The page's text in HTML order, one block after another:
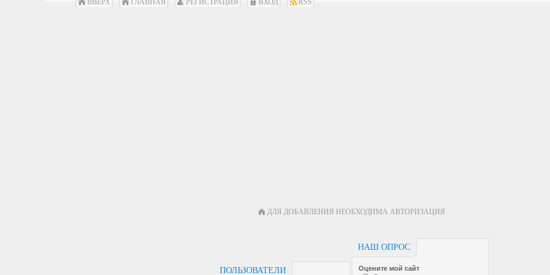
ВВЕРХ ГЛАВНАЯ РЕГИСТРАЦИЯ ВХОД RSS
ДЛЯ ДОБАВЛЕНИЯ НЕОБХОДИМА АВТОРИЗАЦИЯ
ПОЛЬЗОВАТЕЛИ
НАШ ОПРОС
Оцените мой сайт